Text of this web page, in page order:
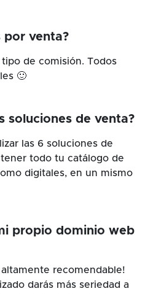
por venta?
de comisión. Todos
🙂
soluciones de venta?
las 6 soluciones de
todo tu catálogo de
digitales, en un mismo
propio dominio web
recomendable!
darás más seriedad a